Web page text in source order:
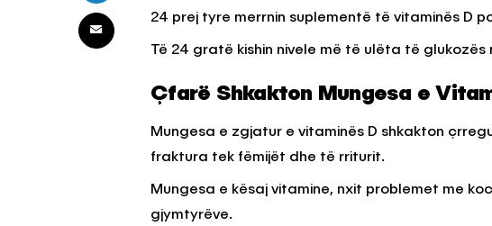
24 prej tyre merrnin suplementë të vitaminës D
Të 24 gratë kishin nivele më të ulëta të glukozës
Çfarë Shkakton Mungesa e
Mungesa e zgjatur e vitaminës D shkakton
fraktura tek fëmijët dhe të rriturit.
Mungesa e kësaj vitamine, nxit problemet me
gjymtyrëve.
Letrën e Aluminit për Ruajtjen
e Ushqimeve
7 QERSHOR, 2025